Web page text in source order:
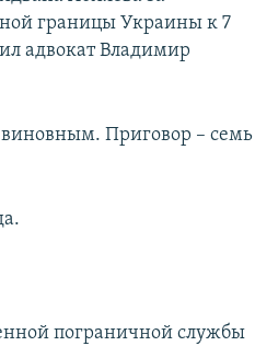
границы Украины к 7
адвокат Владимир
Приговор – семь
пограничной службы